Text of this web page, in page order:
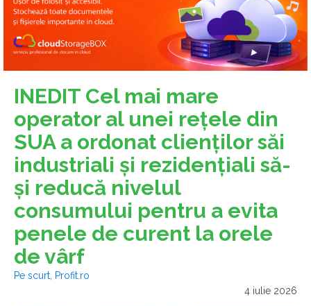
INEDIT Cel mai mare
operator al unei rețele din
SUA a ordonat clienților săi
industriali și rezidențiali să-
și reducă nivelul
consumului pentru a evita
penele de curent la orele
de vârf
Pe scurt, Profit.ro
4 iulie 2026